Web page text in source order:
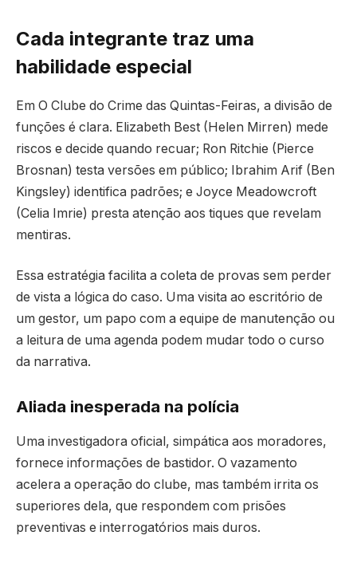
Cada integrante traz uma
habilidade especial
Em O Clube do Crime das Quintas-Feiras, a divisão de
funções é clara. Elizabeth Best (Helen Mirren) mede
riscos e decide quando recuar; Ron Ritchie (Pierce
Brosnan) testa versões em público; Ibrahim Arif (Ben
Kingsley) identifica padrões; e Joyce Meadowcroft
(Celia Imrie) presta atenção aos tiques que revelam
mentiras.
Essa estratégia facilita a coleta de provas sem perder
de vista a lógica do caso. Uma visita ao escritório de
um gestor, um papo com a equipe de manutenção ou
a leitura de uma agenda podem mudar todo o curso
da narrativa.
Aliada inesperada na polícia
Uma investigadora oficial, simpática aos moradores,
fornece informações de bastidor. O vazamento
acelera a operação do clube, mas também irrita os
superiores dela, que respondem com prisões
preventivas e interrogatórios mais duros.